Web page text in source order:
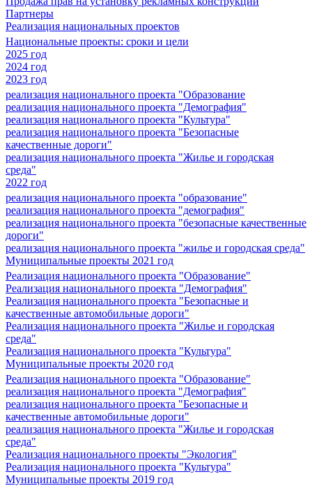
Партнеры
Реализация национальных проектов
Национальные проекты: сроки и цели
2025 год
2024 год
2023 год
реализация национального проекта "Образование
реализация национального проекта "Демография"
реализация национального проекта "Культура"
реализация национального проекта "Безопасные
качественные дороги"
реализация национального проекта "Жилье и городская
среда"
2022 год
реализация национального проекта "образование"
реализация национального проекта "демография"
реализация национального проекта "безопасные качественные
дороги"
реализация национального проекта "жилье и городская среда"
Муниципальные проекты 2021 год
Реализация национального проекта "Образование"
Реализация национального проекта "Демография"
Реализация национального проекта "Безопасные и
качественные автомобильные дороги"
Реализация национального проекта "Жилье и городская
среда"
Реализация национального проекта "Культура"
Муниципальные проекты 2020 год
Реализация национального проекта "Образование"
реализация национального проекта "Демография"
реализация национального проекта "Безопасные и
качественные автомобильные дороги"
реализация национального проекта "Жилье и городская
среда"
Реализация национального проекты "Экология"
Реализация национального проекта "Культура"
Муниципальные проекты 2019 год